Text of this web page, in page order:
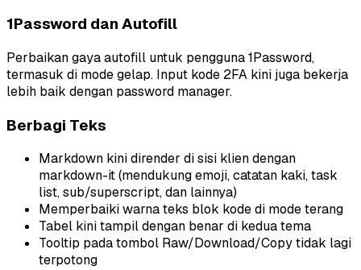
1Password dan Autofill
Perbaikan gaya autofill untuk pengguna 1Password,
termasuk di mode gelap. Input kode 2FA kini juga bekerja
lebih baik dengan password manager.
Berbagi Teks
Markdown kini dirender di sisi klien dengan
markdown-it (mendukung emoji, catatan kaki, task
list, sub/superscript, dan lainnya)
Memperbaiki warna teks blok kode di mode terang
Tabel kini tampil dengan benar di kedua tema
Tooltip pada tombol Raw/Download/Copy tidak lagi
terpotong